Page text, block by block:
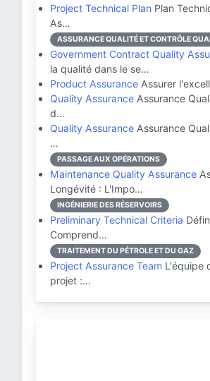
Project Technical Plan Plan
As…
ASSURANCE QUALITÉ ET CONTRÔLE
Government Contract Quality
la qualité dans le se…
Product Assurance Assurer
Quality Assurance Assurance
d…
Quality Assurance Assurance
…
PASSAGE AUX OPÉRATIONS
Maintenance Quality Assurance
Longévité : L'Impo…
INGÉNIERIE DES RÉSERVOIRS
Preliminary Technical Criteria
Comprend…
TRAITEMENT DU PÉTROLE ET DU GAZ
Project Assurance Team L'équipe
projet :…